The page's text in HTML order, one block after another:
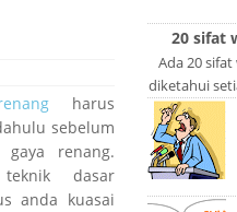
harus
sebelum
renang.
dasar
anda kuasai
20 sifat
Ada 20
diketahui